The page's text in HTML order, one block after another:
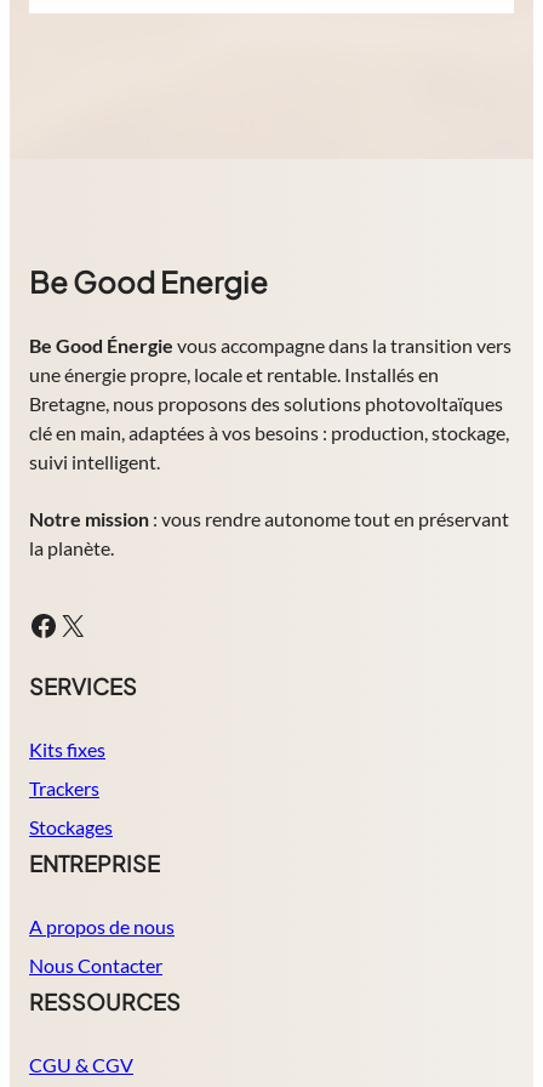
Be Good Energie
Be Good Énergie vous accompagne dans la transition vers
une énergie propre, locale et rentable. Installés en
Bretagne, nous proposons des solutions photovoltaïques
clé en main, adaptées à vos besoins : production, stockage,
suivi intelligent.
Notre mission : vous rendre autonome tout en préservant
la planète.
Facebook X
SERVICES
Kits fixes
Trackers
Stockages
ENTREPRISE
A propos de nous
Nous Contacter
RESSOURCES
CGU & CGV